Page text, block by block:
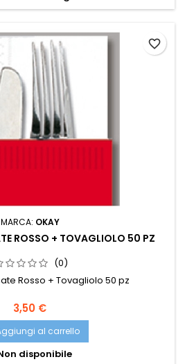
MARCA: OKAY
ROSSO + TOVAGLIOLO 50 PZ
(0)
Rosso + Tovagliolo 50 pz
Prezzo
3,50 €
al carrello
disponibile
favorite_border